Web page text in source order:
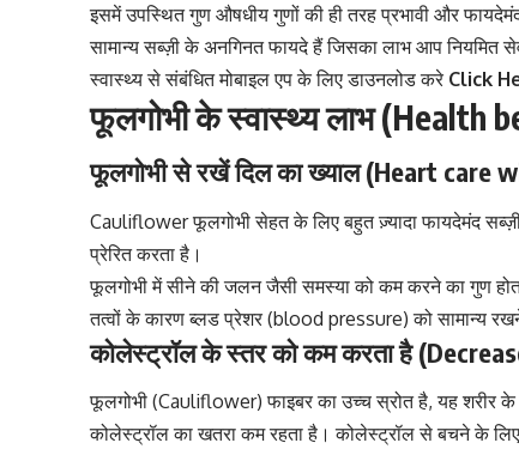
इसमें उपस्थित गुण औषधीय गुणों की ही तरह प्रभावी और
सामान्य सब्ज़ी के अनगिनत फायदे हैं जिसका लाभ आप नियमित
स्वास्थ्य से संबंधित मोबाइल एप के लिए डाउनलोड करे Click
फूलगोभी के स्वास्थ्य लाभ
फूलगोभी से रखें दिल का ख्याल (Heart care
Cauliflower फूलगोभी सेहत के लिए बहुत ज़्यादा फायदेमंद
प्रेरित करता है।
फूलगोभी में सीने की जलन जैसी समस्या को कम करने का गुण
तत्वों के कारणब्लड प्रेशर (blood pressure) को सामान्य
कोलेस्ट्रॉल के स्तर को कम करता है
फूलगोभी (Cauliflower) फाइबर का उच्च स्रोत है, यह शरीर
कोलेस्ट्रॉल का खतरा कम रहता है।कोलेस्ट्रॉलसे बचने के लिए